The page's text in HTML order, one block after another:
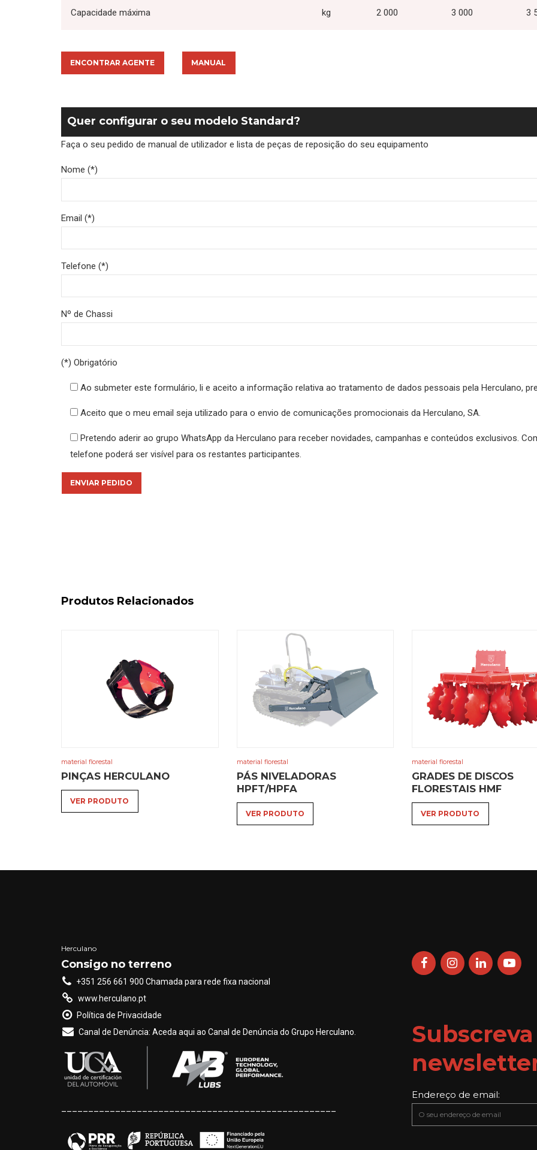
Capacidade máxima kg 2 000 3 000 3
ENCONTRAR AGENTE MANUAL
Quer configurar o seu modelo Standard?
Faça o seu pedido de manual de utilizador e lista de peças de reposição do seu equipamento
Nome (*)
Email (*)
Telefone (*)
Nº de Chassi
(*) Obrigatório
Ao submeter este formulário, li e aceito a informação relativa ao tratamento de dados pessoais pela Herculano,
Aceito que o meu email seja utilizado para o envio de comunicações promocionais da Herculano, SA.
Pretendo aderir ao grupo WhatsApp da Herculano para receber novidades, campanhas e conteúdos exclusivos.
telefone poderá ser visível para os restantes participantes.
Produtos Relacionados
material florestal
PINÇAS HERCULANO
VER PRODUTO
product
multiple
variants.
material florestal
PÁS NIVELADORAS
HPFT/HPFA
VER PRODUTO
product
multiple
variants.
product
material florestal
GRADES DE DISCOS
FLORESTAIS HMF
VER PRODUTO
Herculano
Consigo no terreno
+351 256 661 900 Chamada para rede fixa nacional
www.herculano.pt
Política de Privacidade
Canal de Denúncia: Aceda aqui ao Canal de Denúncia do Grupo Herculano.
Endereço de email: